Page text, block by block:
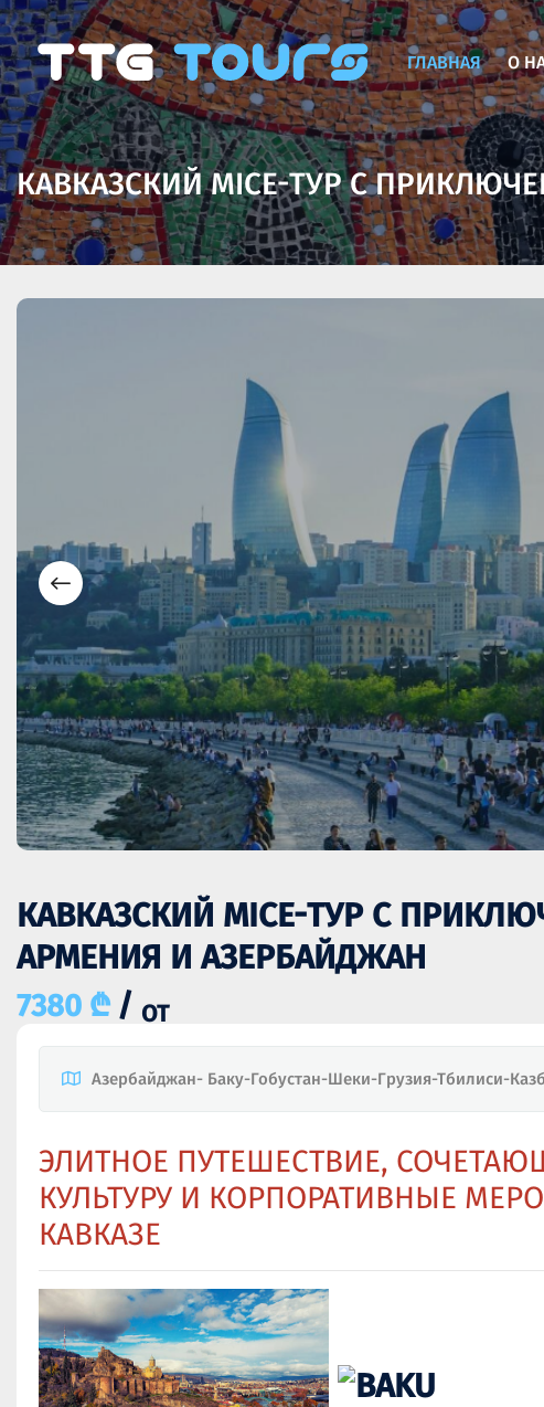
ГЛАВНАЯ О
КАВКАЗСКИЙ MICE-ТУР С
КАВКАЗСКИЙ MICE-ТУР С
АРМЕНИЯ И АЗЕРБАЙДЖАН
7380 ₾ / ОТ
Азербайджан- Баку-Гобустан-Шеки-Грузия-Тбилиси-
ЭЛИТНОЕ ПУТЕШЕСТВИЕ,
КУЛЬТУРУ И КОРПОРАТИВНЫЕ
КАВКАЗЕ